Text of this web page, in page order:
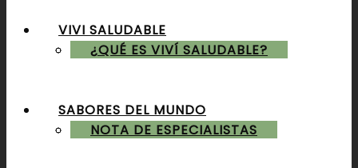
ALMUERZOS & CENAS
POSTRES & TORTAS
VIVI SALUDABLE
¿QUÉ ES VIVÍ SALUDABLE?
NOTA DE ESPECIALISTAS
SABORES DEL MUNDO